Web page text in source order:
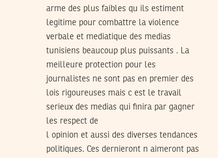
arme des plus faibles qu ils estiment
legitime pour combattre la violence
verbale et mediatique des medias
tunisiens beaucoup plus puissants . La
meilleure protection pour les
journalistes ne sont pas en premier des
lois rigoureuses mais c est le travail
serieux des medias qui finira par gagner
les respect de
l opinion et aussi des diverses tendances
politiques. Ces dernieront n aimeront pas